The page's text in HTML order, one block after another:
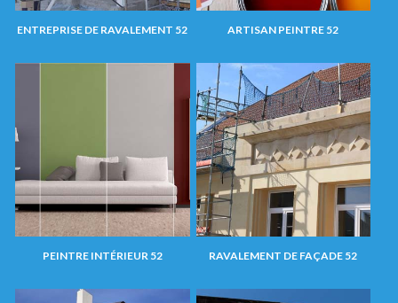
ENTREPRISE DE RAVALEMENT 52 ARTISAN PEINTRE 52
PEINTRE INTÉRIEUR 52 RAVALEMENT DE FAÇADE 52